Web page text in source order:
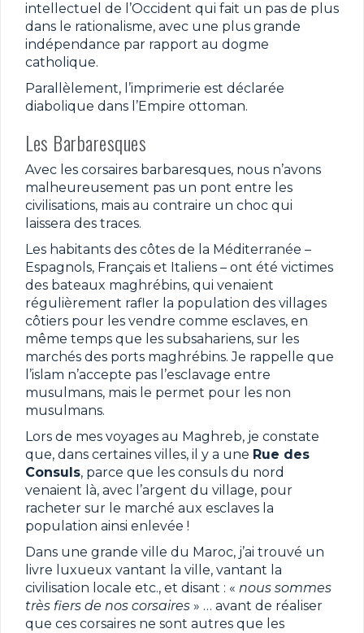
intellectuel de l’Occident qui fait un pas de plus
dans le rationalisme, avec une plus grande
indépendance par rapport au dogme
catholique.
Parallèlement, l’imprimerie est déclarée
diabolique dans l’Empire ottoman.
Les Barbaresques
Avec les corsaires barbaresques, nous n’avons
malheureusement pas un pont entre les
civilisations, mais au contraire un choc qui
laissera des traces.
Les habitants des côtes de la Méditerranée –
Espagnols, Français et Italiens – ont été victimes
des bateaux maghrébins, qui venaient
régulièrement rafler la population des villages
côtiers pour les vendre comme esclaves, en
même temps que les subsahariens, sur les
marchés des ports maghrébins. Je rappelle que
l’islam n’accepte pas l’esclavage entre
musulmans, mais le permet pour les non
musulmans.
Lors de mes voyages au Maghreb, je constate
que, dans certaines villes, il y a une Rue des
Consuls, parce que les consuls du nord
venaient là, avec l’argent du village, pour
racheter sur le marché aux esclaves la
population ainsi enlevée !
Dans une grande ville du Maroc, j’ai trouvé un
livre luxueux vantant la ville, vantant la
civilisation locale etc., et disant : « nous sommes
très fiers de nos corsaires » … avant de réaliser
que ces corsaires ne sont autres que les